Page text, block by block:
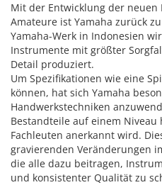
Mit der Entwicklung der
Amateure ist Yamaha zurück
Yamaha-Werk in Indonesien
Instrumente mit größter
Detail produziert.
Um Spezifikationen wie eine
können, hat sich Yamaha
Handwerkstechniken
Bestandteile auf einem Niveau
Fachleuten anerkannt wird.
gravierenden Veränderungen
die alle dazu beitragen,
und konsistenter Qualität zu